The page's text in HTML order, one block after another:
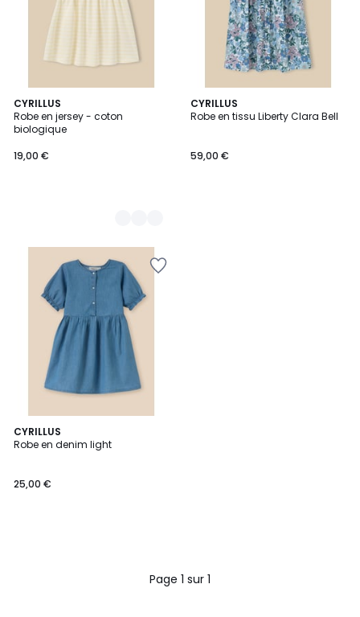
CYRILLUS
Robe en jersey - coton
biologique
19,00 €
2
Couleurs
CYRILLUS
Robe en tissu Liberty Clara Bell
59,00 €
CYRILLUS
Robe en denim light
25,00 €
Page 1 sur 1